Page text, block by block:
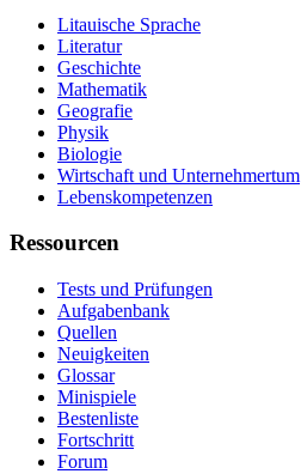
Litauische Sprache
Literatur
Geschichte
Mathematik
Geografie
Physik
Biologie
Wirtschaft und Unternehmertum
Lebenskompetenzen
Ressourcen
Tests und Prüfungen
Aufgabenbank
Quellen
Neuigkeiten
Glossar
Minispiele
Bestenliste
Fortschritt
Forum